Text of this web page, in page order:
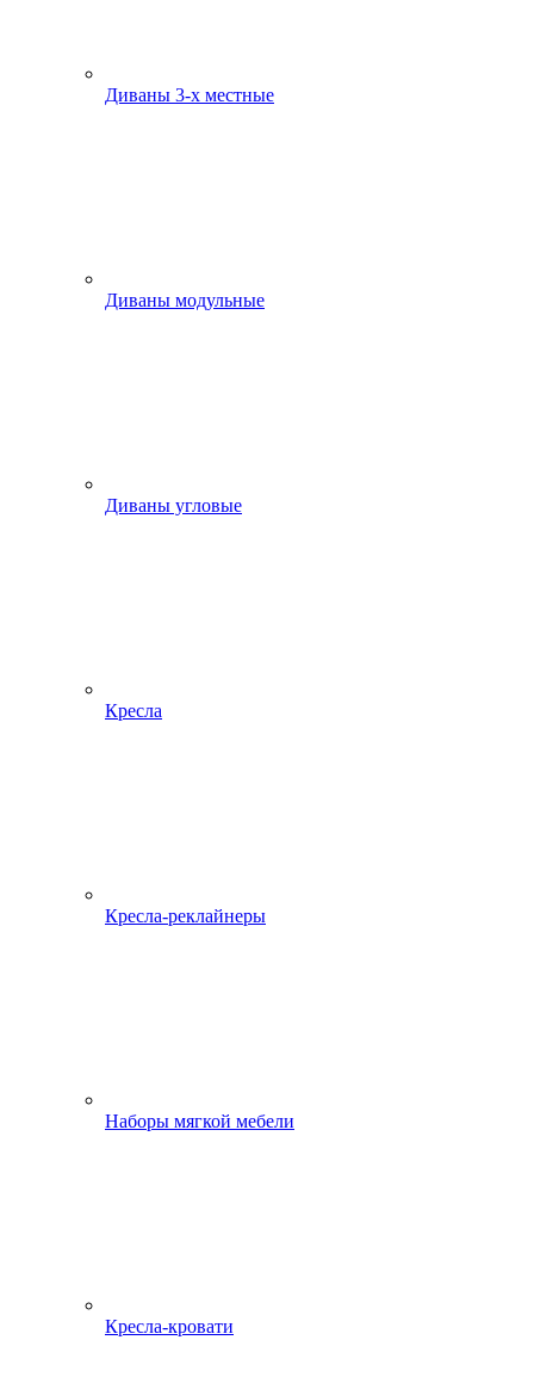
Диваны 3-х местные
Диваны модульные
Диваны угловые
Кресла
Кресла-реклайнеры
Наборы мягкой мебели
Кресла-кровати